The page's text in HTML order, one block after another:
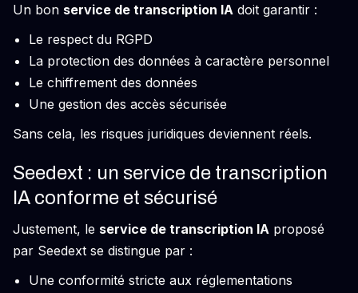
Un bon service de transcription IA doit garantir :
Le respect du RGPD
La protection des données à caractère personnel
Le chiffrement des données
Une gestion des accès sécurisée
Sans cela, les risques juridiques deviennent réels.
Seedext : un service de transcription
IA conforme et sécurisé
Justement, le service de transcription IA proposé
par Seedext se distingue par :
Une conformité stricte aux réglementations